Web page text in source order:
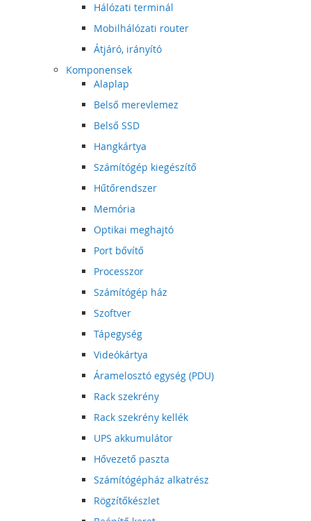
Hálózati terminál
Mobilhálózati router
Átjáró, irányító
Komponensek
Alaplap
Belső merevlemez
Belső SSD
Hangkártya
Számítógép kiegészítő
Hűtőrendszer
Memória
Optikai meghajtó
Port bővítő
Processzor
Számítógép ház
Szoftver
Tápegység
Videókártya
Áramelosztó egység (PDU)
Rack szekrény
Rack szekrény kellék
UPS akkumulátor
Hővezető paszta
Számítógépház alkatrész
Rögzítőkészlet